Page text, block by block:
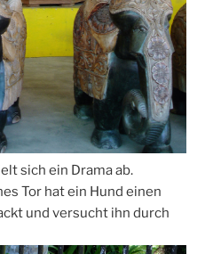
sich ein Drama ab.
Tor hat ein Hund einen
und versucht ihn durch